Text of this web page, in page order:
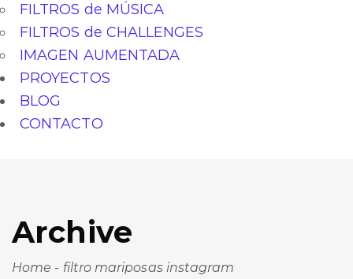
FILTROS de MÚSICA
FILTROS de CHALLENGES
IMAGEN AUMENTADA
PROYECTOS
BLOG
CONTACTO
Archive
Home - filtro mariposas instagram